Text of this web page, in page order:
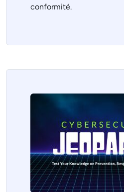
conformité.